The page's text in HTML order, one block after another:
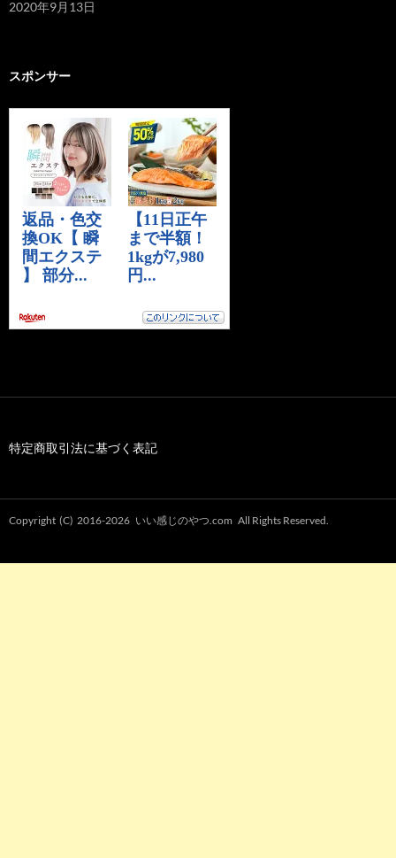
2020年9月13日
スポンサー
特定商取引法に基づく表記
Copyright (C) 2016-2026 いい感じのやつ.com All Rights Reserved.